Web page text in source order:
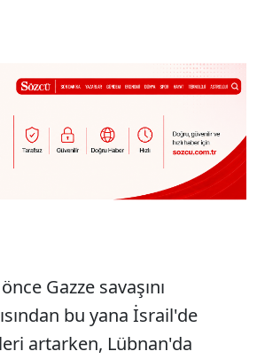
Gazze savaşını
bu yana İsrail'de
artarken, Lübnan'da